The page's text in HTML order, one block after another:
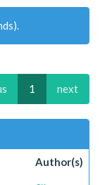
1 next
Author(s)